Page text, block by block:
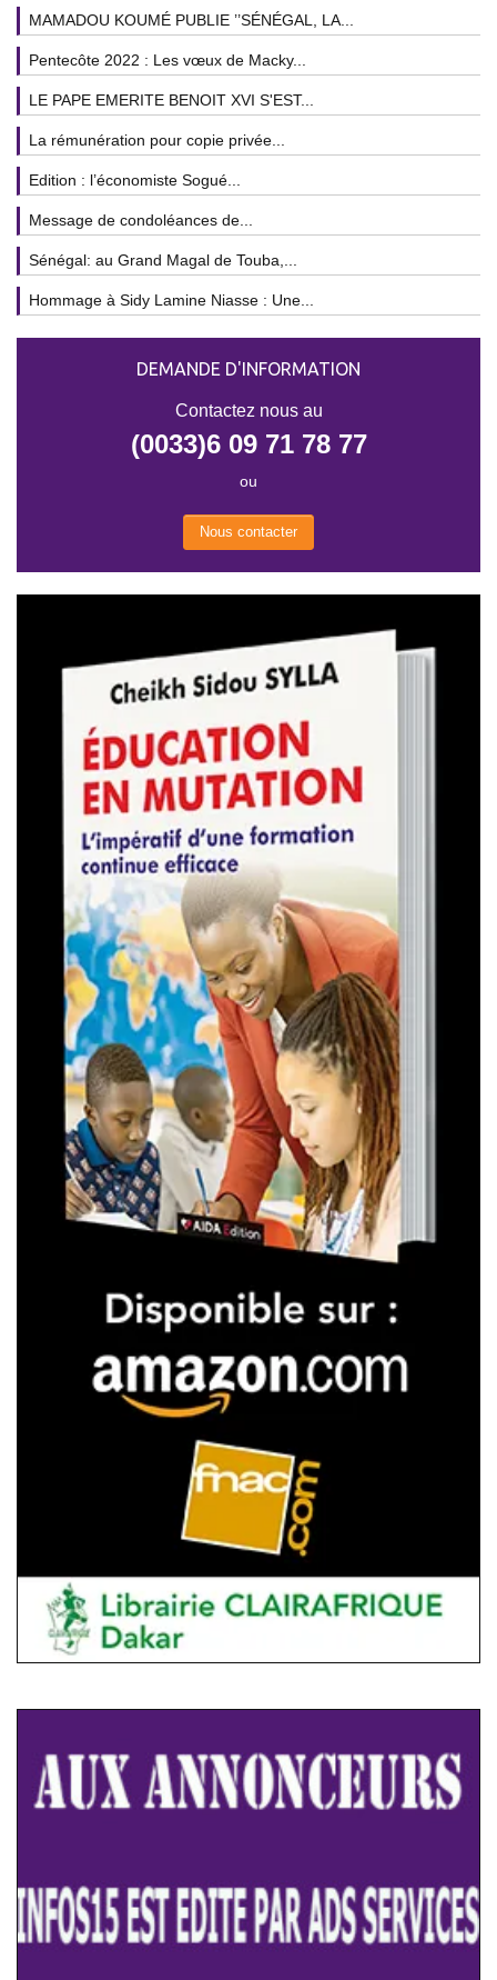
MAMADOU KOUMÉ PUBLIE ’’SÉNÉGAL, LA...
Pentecôte 2022 : Les vœux de Macky...
LE PAPE EMERITE BENOIT XVI S'EST...
La rémunération pour copie privée...
Edition : l’économiste Sogué...
Message de condoléances de...
Sénégal: au Grand Magal de Touba,...
Hommage à Sidy Lamine Niasse : Une...
DEMANDE D'INFORMATION
Contactez nous au
(0033)6 09 71 78 77
ou
Nous contacter